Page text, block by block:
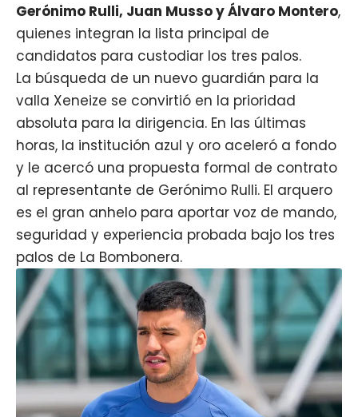
Gerónimo Rulli, Juan Musso y Álvaro Montero,
quienes integran la lista principal de
candidatos para custodiar los tres palos.
La búsqueda de un nuevo guardián para la
valla Xeneize se convirtió en la prioridad
absoluta para la dirigencia. En las últimas
horas, la institución azul y oro aceleró a fondo
y le acercó una propuesta formal de contrato
al representante de Gerónimo Rulli. El arquero
es el gran anhelo para aportar voz de mando,
seguridad y experiencia probada bajo los tres
palos de La Bombonera.